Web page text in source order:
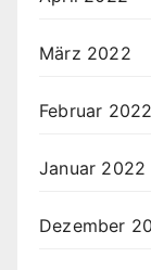
März 2022
Februar 2022
Januar 2022
Dezember